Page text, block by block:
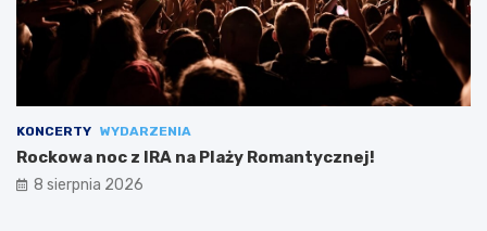
KONCERTY WYDARZENIA
Rockowa noc z IRA na Plaży Romantycznej!
8 sierpnia 2026